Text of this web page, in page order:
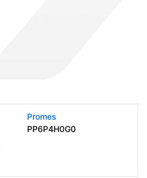
Promes
PP6P4H0G0